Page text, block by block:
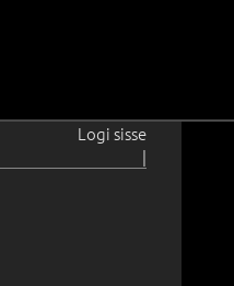
Logi sisse
|